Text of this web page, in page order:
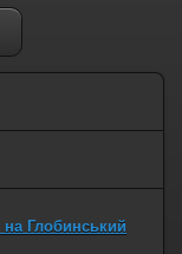
на Глобинський